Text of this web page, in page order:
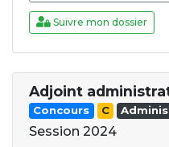
Suivre mon dossier
Adjoint
Concours C
Session 2024